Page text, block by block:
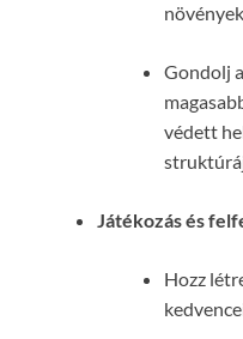
Gondolj
védett
Játékozás és
Hozz